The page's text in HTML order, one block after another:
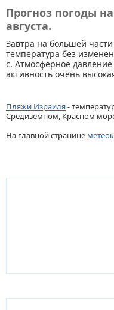
Прогноз погоды
августа.
Завтра на большей
температура без
с. Атмосферное
активность очень
Пляжи Израиля-
Средиземном, Красном
На главной странице